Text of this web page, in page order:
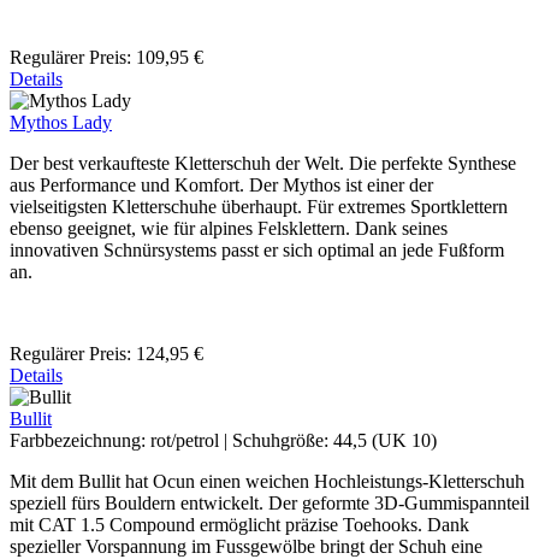
Regulärer Preis: 109,95 €
Details
Mythos Lady
Der best verkaufteste Kletterschuh der Welt. Die perfekte Synthese
aus Performance und Komfort. Der Mythos ist einer der
vielseitigsten Kletterschuhe überhaupt. Für extremes Sportklettern
ebenso geeignet, wie für alpines Felsklettern. Dank seines
innovativen Schnürsystems passt er sich optimal an jede Fußform
an.
Regulärer Preis: 124,95 €
Details
Bullit
Farbbezeichnung: rot/petrol | Schuhgröße: 44,5 (UK 10)
Mit dem Bullit hat Ocun einen weichen Hochleistungs-Kletterschuh
speziell fürs Bouldern entwickelt. Der geformte 3D-Gummispannteil
mit CAT 1.5 Compound ermöglicht präzise Toehooks. Dank
spezieller Vorspannung im Fussgewölbe bringt der Schuh eine